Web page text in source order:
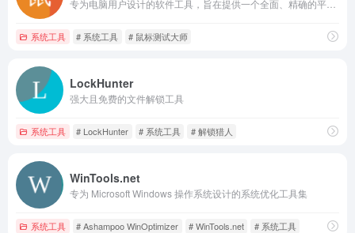
系统工具 # 系统工具 # 鼠标测试大师
LockHunter
强大且免费的文件解锁工具
系统工具 # LockHunter # 系统工具 # 解锁猎人
WinTools.net
专为 Microsoft Windows 操作系统设计的系统优化工具集
系统工具 # Ashampoo WinOptimizer # WinTools.net # 系统工具